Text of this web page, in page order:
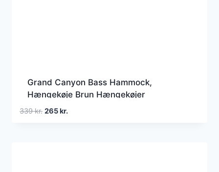
Grand Canyon Bass Hammock,
Hængekøje Brun Hængekøjer
339kr. Den
265kr.